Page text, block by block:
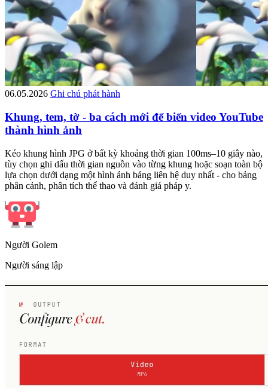
06.05.2026 Ghi chú phát hành
Khung, tem, tờ - ba cách mới để biến video YouTube
thành hình ảnh
Kéo khung hình JPG ở bất kỳ khoảng thời gian 100ms–10 giây nào,
tùy chọn ghi dấu thời gian nguồn vào từng khung hoặc soạn toàn bộ
lựa chọn dưới dạng một hình ảnh bảng liên hệ duy nhất - cho bảng
phân cảnh, phân tích thể thao và đánh giá pháp y.
Người Golem
Người sáng lập